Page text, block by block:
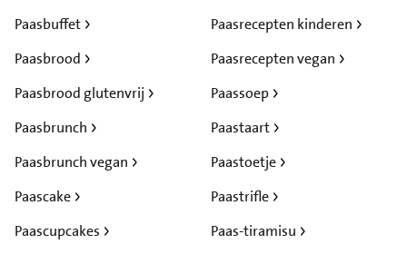
Paasbuffet
Paasbrood
Paasbrood glutenvrij
Paasbrunch
Paasbrunch vegan
Paascake
Paascupcakes
Paasrecepten kinderen
Paasrecepten vegan
Paassoep
Paastaart
Paastoetje
Paastrifle
Paas-tiramisu